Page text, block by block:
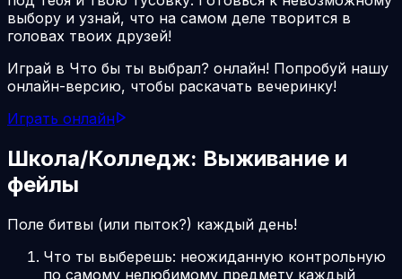
выбору и узнай, что на самом деле творится в
головах твоих друзей!
Играй в Что бы ты выбрал? онлайн! Попробуй нашу
онлайн-версию, чтобы раскачать вечеринку!
Играть онлайн
Школа/Колледж: Выживание и
фейлы
Поле битвы (или пыток?) каждый день!
Что ты выберешь: неожиданную контрольную
по самому нелюбимому предмету каждый